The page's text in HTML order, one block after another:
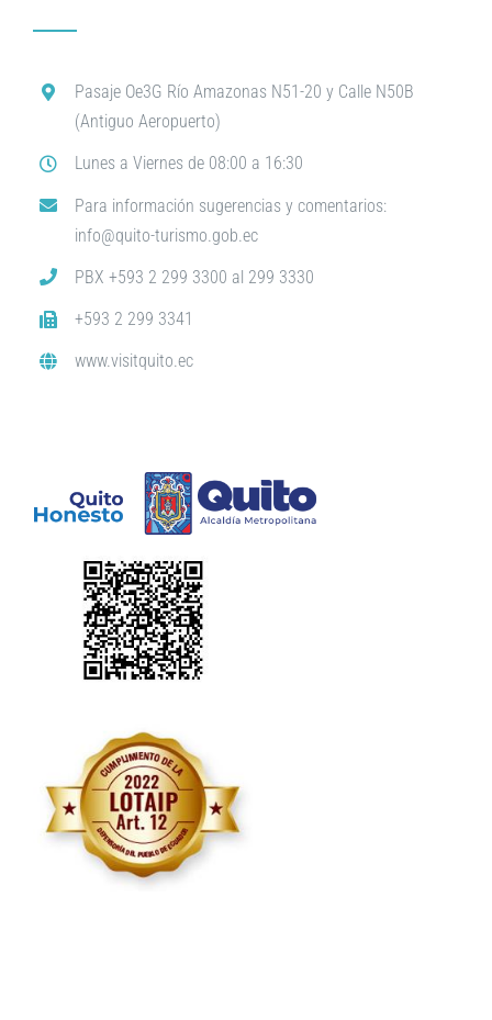
Pasaje Oe3G Río Amazonas N51-20 y Calle N50B
(Antiguo Aeropuerto)
Lunes a Viernes de 08:00 a 16:30
Para información sugerencias y comentarios:
info@quito-turismo.gob.ec
PBX +593 2 299 3300 al 299 3330
+593 2 299 3341
www.visitquito.ec